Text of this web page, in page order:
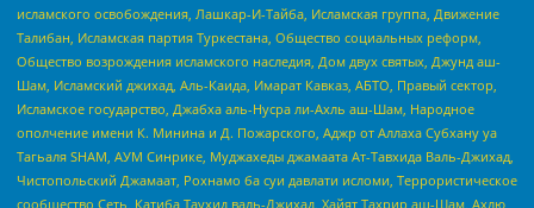
исламского освобождения, Лашкар-И-Тайба, Исламская группа, Движение
Талибан, Исламская партия Туркестана, Общество социальных реформ,
Общество возрождения исламского наследия, Дом двух святых, Джунд аш-
Шам, Исламский джихад, Аль-Каида, Имарат Кавказ, АБТО, Правый сектор,
Исламское государство, Джабха аль-Нусра ли-Ахль аш-Шам, Народное
ополчение имени К. Минина и Д. Пожарского, Аджр от Аллаха Субхану уа
Тагьаля SHAM, АУМ Синрике, Муджахеды джамаата Ат-Тавхида Валь-Джихад,
Чистопольский Джамаат, Рохнамо ба суи давлати исломи, Террористическое
сообщество Сеть, Катиба Таухид валь-Джихад, Хайят Тахрир аш-Шам, Ахлю